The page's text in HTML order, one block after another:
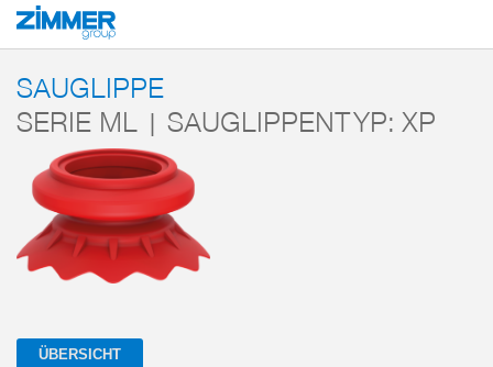
Start Produkte
SAUGLIPPE
SERIE ML | SAUGLIPPENTYP: XP
ÜBERSICHT